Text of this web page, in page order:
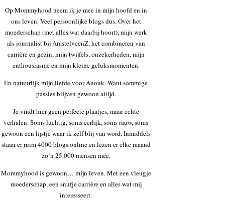
Op Mommyhood neem ik je mee in mijn hoofd en in
ons leven. Veel persoonlijke blogs dus. Over het
moederschap (met alles wat daarbij hoort), mijn werk
als journalist bij AmstelveenZ, het combineren van
carrière en gezin, mijn twijfels, onzekerheden, mijn
enthousiasme en mijn kleine geluksmomenten.
En natuurlijk mijn liefde voor Anouk. Want sommige
passies blijven gewoon altijd.
Je vindt hier geen perfecte plaatjes, maar echte
verhalen. Soms luchtig, soms eerlijk, soms rauw, soms
gewoon een lijstje waar ik zelf blij van word. Inmiddels
staan er ruim 4000 blogs online en lezen er elke maand
zo’n 25.000 mensen mee.
Mommyhood is gewoon… mijn leven. Met een vleugje
moederschap, een snufje carrière en alles wat mij
interesseert.